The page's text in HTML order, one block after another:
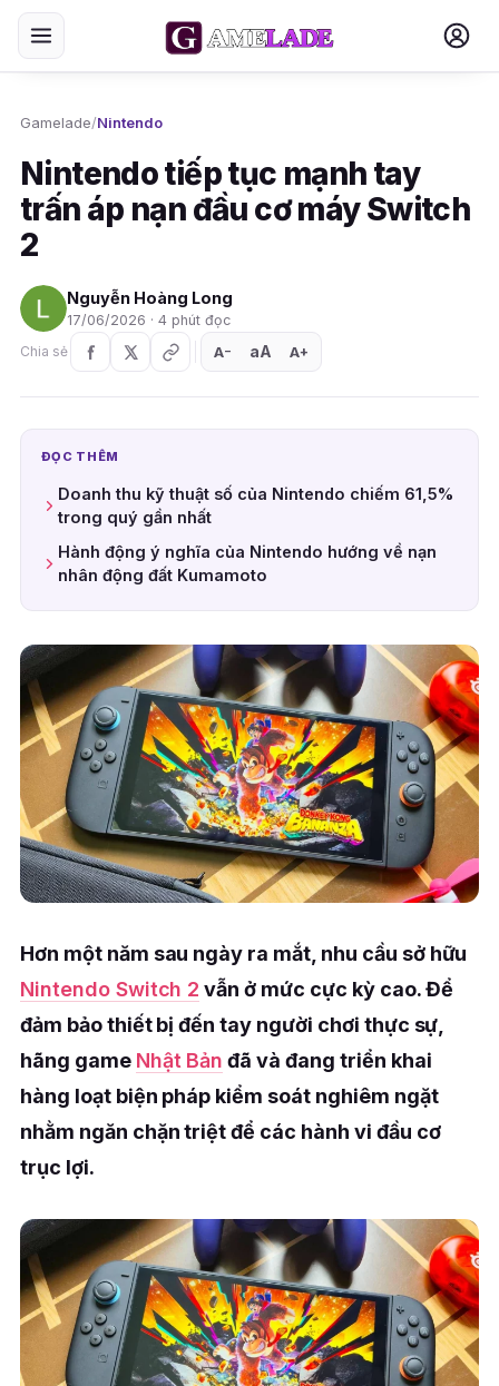
Gamelade/Nintendo
Nintendo tiếp tục mạnh tay
trấn áp nạn đầu cơ máy Switch
2
Nguyễn Hoàng Long
17/06/2026 · 4 phút đọc
Chia sẻ
A− aA A+
ĐỌC THÊM
Doanh thu kỹ thuật số của Nintendo chiếm 61,5%
trong quý gần nhất
Hành động ý nghĩa của Nintendo hướng về nạn
nhân động đất Kumamoto
Hơn một năm sau ngày ra mắt, nhu cầu sở hữu
Nintendo Switch 2 vẫn ở mức cực kỳ cao. Để
đảm bảo thiết bị đến tay người chơi thực sự,
hãng game Nhật Bản đã và đang triển khai
hàng loạt biện pháp kiểm soát nghiêm ngặt
nhằm ngăn chặn triệt để các hành vi đầu cơ
trục lợi.